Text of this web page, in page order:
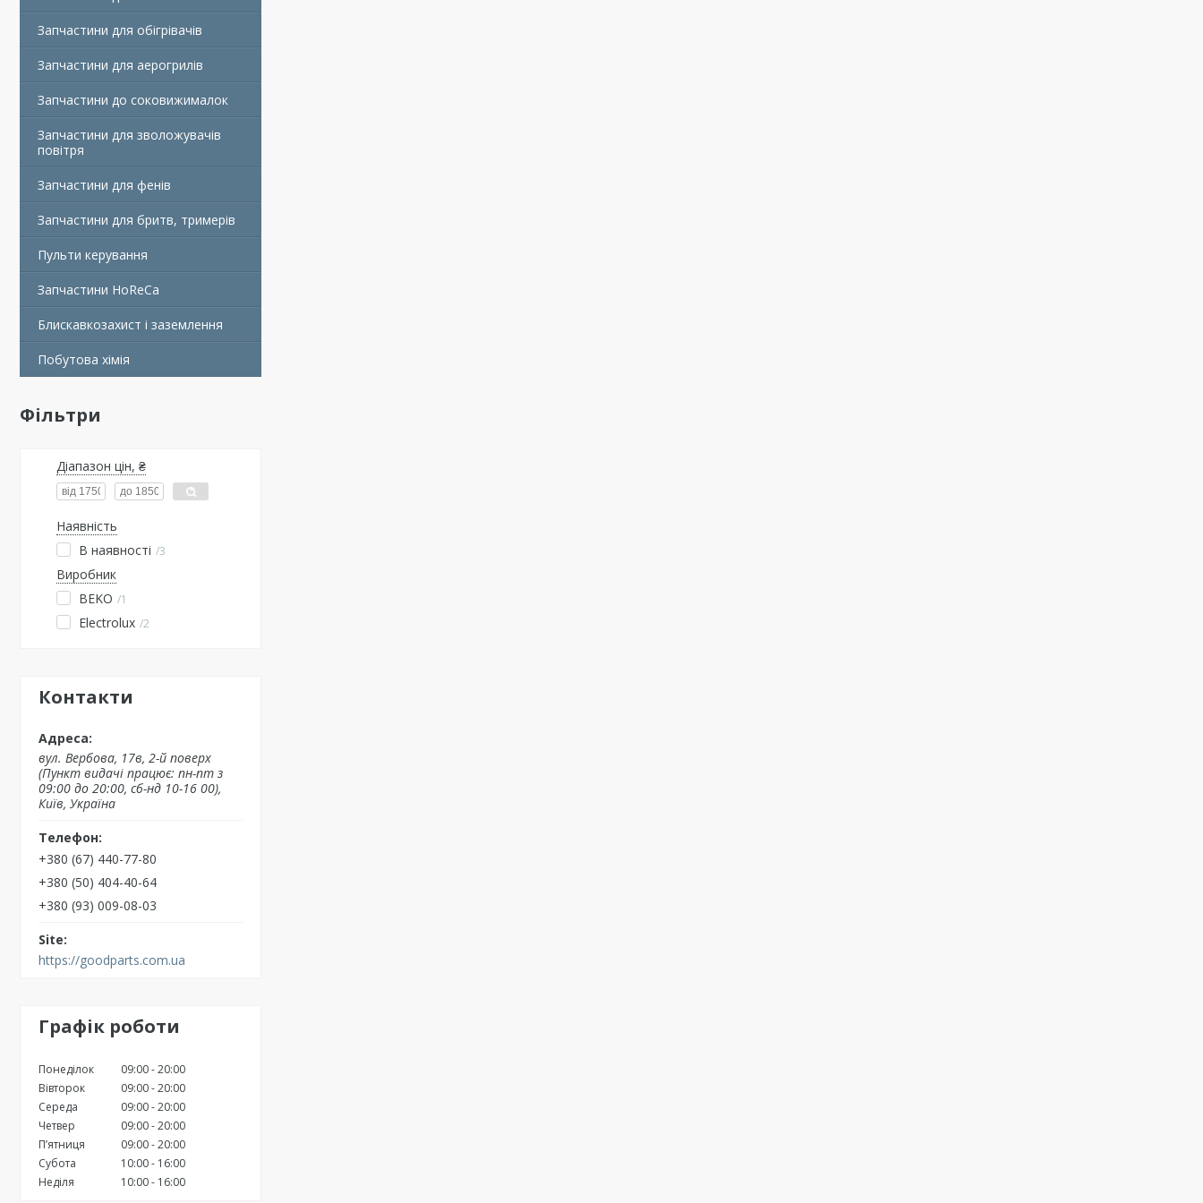
Запчастини для обігрівачів
Запчастини для аерогрилів
Запчастини до соковижималок
Запчастини для зволожувачів
повітря
Запчастини для фенів
Запчастини для бритв, тримерів
Пульти керування
Запчастини HoReCa
Блискавкозахист і заземлення
Побутова хімія
Фільтри
Діапазон цін, ₴
Наявність
В наявності 3
Виробник
BEKO
1
Electrolux 2
Контакти
вул. Вербова, 17в, 2-й поверх
(Пункт видачі працює: пн-пт з
09:00 до 20:00, сб-нд 10-16 00),
Київ, Україна
+380 (67) 440-77-80
+380 (50) 404-40-64
+380 (93) 009-08-03
https://goodparts.com.ua
Графік роботи
Понеділок 09:00 20:00
Вівторок
09:00 20:00
Середа
09:00 20:00
Четвер
09:00 20:00
Пʼятниця
09:00 20:00
Субота
10:00
16:00
Неділя
10:00 16:00